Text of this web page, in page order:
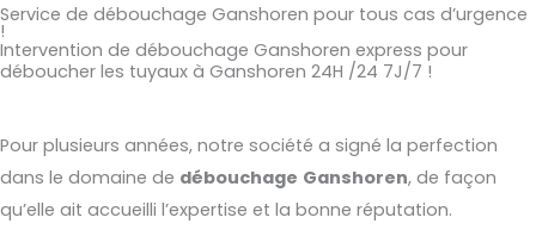
Service de débouchage Ganshoren pour tous cas d’urgence
!
Intervention de débouchage Ganshoren express pour
déboucher les tuyaux à Ganshoren 24H /24 7J/7 !
Pour plusieurs années, notre société a signé la perfection
dans le domaine de débouchage Ganshoren, de façon
qu’elle ait accueilli l’expertise et la bonne réputation.